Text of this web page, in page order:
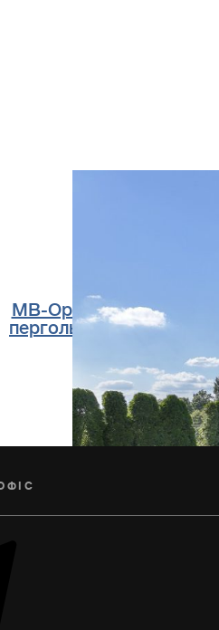
MB-OpenSky 140 –
пергольна система